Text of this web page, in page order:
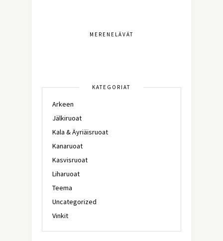
MERENELÄVÄT
KATEGORIAT
Arkeen
Jälkiruoat
Kala & Äyriäisruoat
Kanaruoat
Kasvisruoat
Liharuoat
Teema
Uncategorized
Vinkit